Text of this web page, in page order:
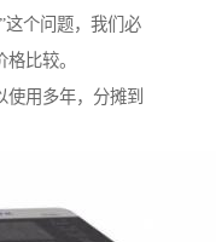
这个问题，我们必
比较。
使用多年，分摊到